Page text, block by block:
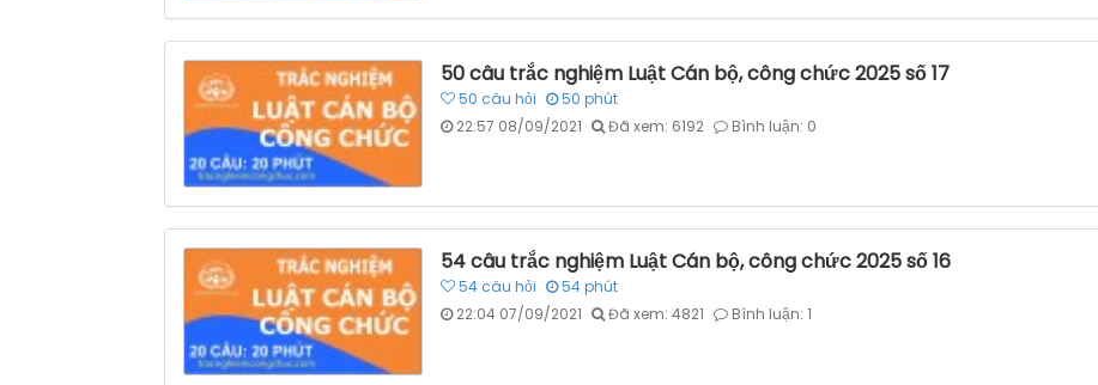
50 câu trắc nghiệm Luật Cán bộ, công chức 2025 số 17
50 câu hỏi 50 phút
22:57 08/09/2021
Đã xem: 6192 Bình luận: 0
54 câu trắc nghiệm Luật Cán bộ, công chức 2025 số 16
54 câu hỏi 54phút
22:04 07/09/2021
Đã xem: 4821 Bình luận: 1